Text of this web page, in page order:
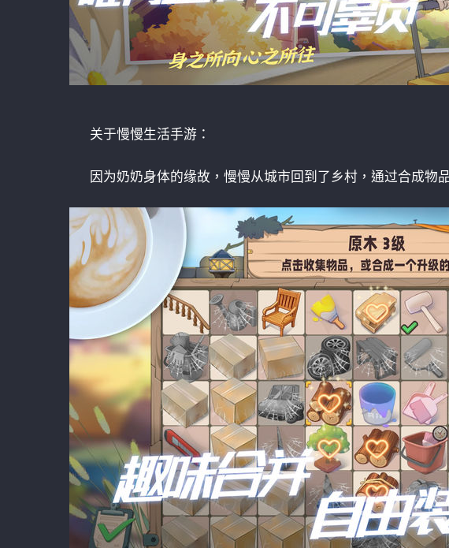
关于慢慢生活手游：
因为奶奶身体的缘故，慢慢从城市回到了乡村，通过合成物